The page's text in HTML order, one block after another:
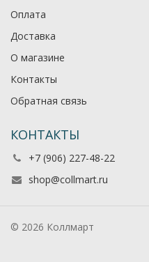
Оплата
Доставка
О магазине
Контакты
Обратная связь
КОНТАКТЫ
+7 (906) 227-48-22
shop@collmart.ru
© 2026 Коллмарт